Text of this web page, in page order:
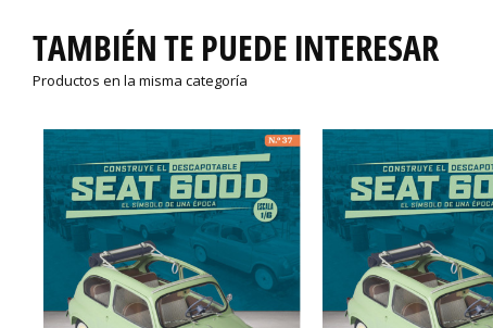
TAMBIÉN TE PUEDE INTERESAR
Productos en la misma categoría